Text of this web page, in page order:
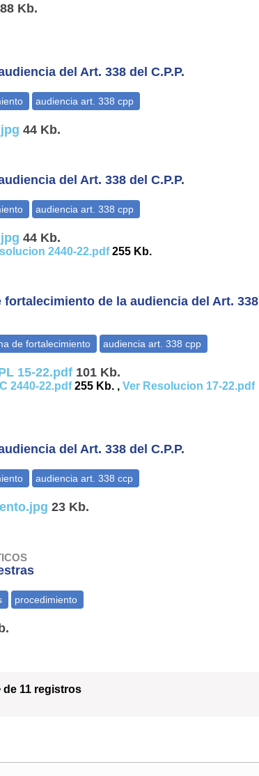
88 Kb.
del Art. 338 del C.P.P.
44 Kb.
del Art. 338 del C.P.P.
44 Kb.
2440-22.pdf255 Kb.
de la audiencia del Art. 338
15-22.pdf 101 Kb.
2440-22.pdf255 Kb. , Ver Resolucion 17-22.pdf
del Art. 338 del C.P.P.
23 Kb.
de 11 registros